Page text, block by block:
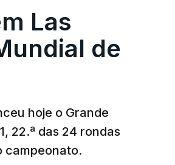
Las
de
hoje o Grande
22.ª das 24 rondas
campeonato.